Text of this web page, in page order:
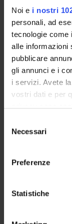
Noi e i nostri
personali, ad
tecnologie come
alle informazioni
pubblicare
gli annunci e i
i servizi. Avete
vostri dati e per
privacy sono
modificare o
momento dalla
geografica,
delNecessari
Preferenze
Statistiche
UFFICI E
SERVIZI DI
STRUTTURE
LABORATORI
BIBLIOTECHE
Persone